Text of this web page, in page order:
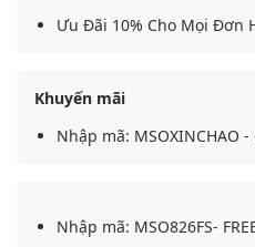
Ưu Đãi 10% Cho Mọi Đơn
Khuyến mãi
Nhập mã: MSOXINCHAO
Nhập mã: MSO826FS-